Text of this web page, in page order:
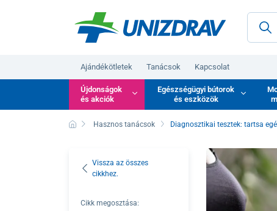
Ajándékötletek Tanácsok Kapcsolat
Újdonságok
és akciók
Egészségügyi bútorok
és eszközök
Hasznos tanácsok Diagnosztikai tesztek: tartsa
Vissza az összes
cikkhez.
Cikk megosztása: